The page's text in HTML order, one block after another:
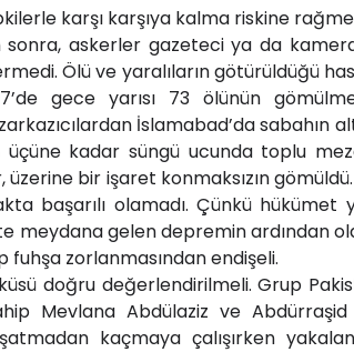
karşı karşıya kalma riskine
sonra, askerler gazeteci ya da
Ölü ve yaralıların götürüldüğü
gece yarısı 73 ölünün
İslamabad’da sabahın
kadar süngü ucunda toplu
bir işaret konmaksızın
başarılı olamadı. Çünkü
meydana gelen depremin ardından
fuhşa zorlanmasından endişeli.
doğru değerlendirilmeli. Grup
Mevlana Abdülaziz ve
kaçmaya çalışırken